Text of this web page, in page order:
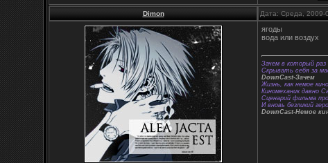
Dimon Дата: Среда,
ягоды
вода или воздух
Зачем в который раз
Скрывать себя за
DownCast-Зачем
Жизнь, как немое
Киномеханик давно
Сценарий фильма
И вновь безликий
DownCast-Немое